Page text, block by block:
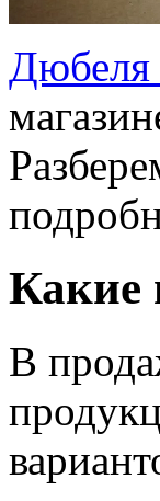
Дюбеля
Какие
В